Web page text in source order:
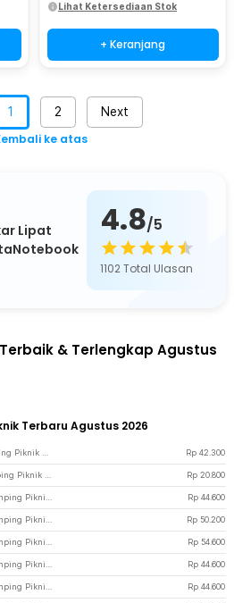
Lihat Ketersediaan Stok
+ Keranjang
1 2 Next
ke atas
Lipat
4.8/5
1102Total Ulasan
& Terlengkap Agustus
Terbaru Agustus 2026
Rp 42.300
Rp 20.800
Rp 44.600
Rp 50.200
Rp 54.600
Rp 44.600
Rp 44.600